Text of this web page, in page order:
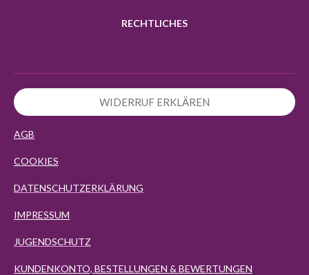
RECHTLICHES
WIDERRUF ERKLÄREN
AGB
COOKIES
DATENSCHUTZERKLÄRUNG
IMPRESSUM
JUGENDSCHUTZ
KUNDENKONTO, BESTELLUNGEN & BEWERTUNGEN